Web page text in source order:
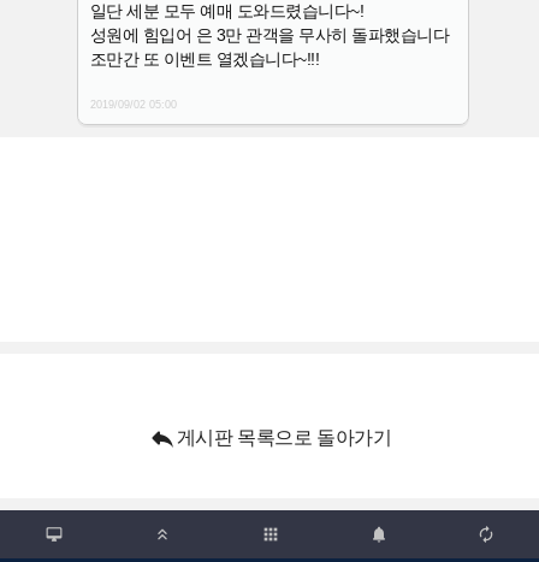
일단 세분 모두 예매 도와드렸습니다~!
성원에 힘입어 은 3만 관객을 무사히 돌파했습니다
조만간 또 이벤트 열겠습니다~!!!
2019/09/02 05:00
 게시판 목록으로 돌아가기
  apps  